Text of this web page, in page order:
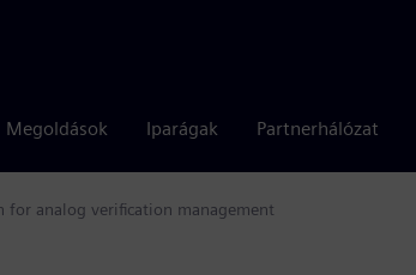
Megoldások Iparágak Partnerhálózat
for analog verification management